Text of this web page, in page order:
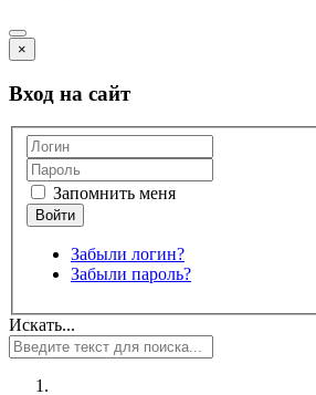
×
Вход на сайт
Запомнить меня
Забыли логин?
Забыли пароль?
Искать...